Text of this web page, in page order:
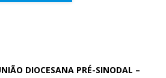
DIOCESANA PRÉ-SINODAL –